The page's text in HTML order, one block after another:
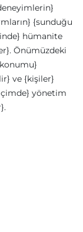
{sunduğu
hümanite
Önümüzdeki
ve {kişiler}
yönetim